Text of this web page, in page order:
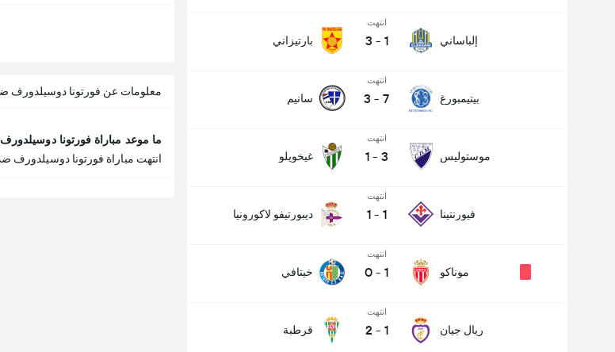
إلباساني
انتهت
1
-
3 بارتيزاني
بيتيمبورغ
انتهت
7
-
3 سانيم
موستوليس
انتهت
3
-
1 غيخويلو
فيورنتينا
انتهت
1
-
1 ديبورتيفو لاكورونيا
موناكو
انتهت
1
-
0 خيتافي
ريال جيان
انتهت
1
-
2 قرطبة
معلومات عن فورتونا دوسيلدورف ضد
ما موعد مباراة فورتونا
انتهت مباراة فورتونا دوسيلدورف ضد